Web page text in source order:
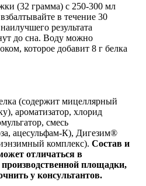
(32 грамма) с 250-300 мл
в течение 30
результата
до сна. Воду можно
которое добавит 8 г белка
(содержит мицеллярный
ароматизатор, хлорид
смесь
ацесульфам-К), Дигезим®
комплекс). Cостав и
отличаться в
площадки,
у консультантов.